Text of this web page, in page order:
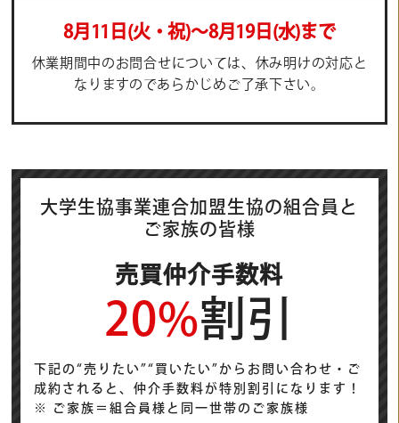
8月11日(火・祝)〜8月19日(水)まで
休業期間中のお問合せについては、休み明けの対応と
なりますのであらかじめご了承下さい。
大学生協事業連合加盟生協の組合員と
ご家族の皆様
売買仲介手数料
20%割引
下記の“売りたい”“買いたい”からお問い合わせ・ご
成約されると、仲介手数料が特別割引になります！
※ ご家族＝組合員様と同一世帯のご家族様